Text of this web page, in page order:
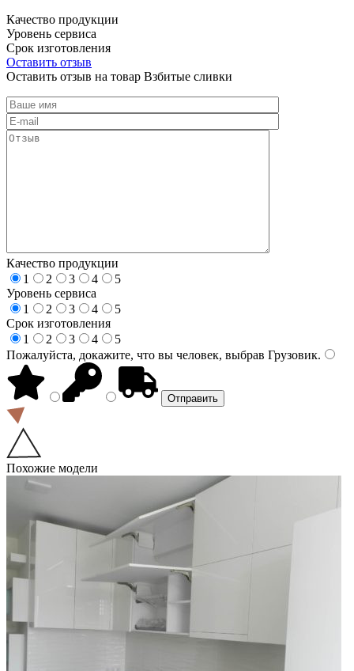
Качество продукции
Уровень сервиса
Срок изготовления
Оставить отзыв
Оставить отзыв на товар Взбитые сливки
Качество продукции
1
2 3 4
5
Уровень сервиса
1
2 3 4
5
Срок изготовления
1
2 3 4
5
Пожалуйста, докажите, что вы человек, выбрав Грузовик.
Похожие модели